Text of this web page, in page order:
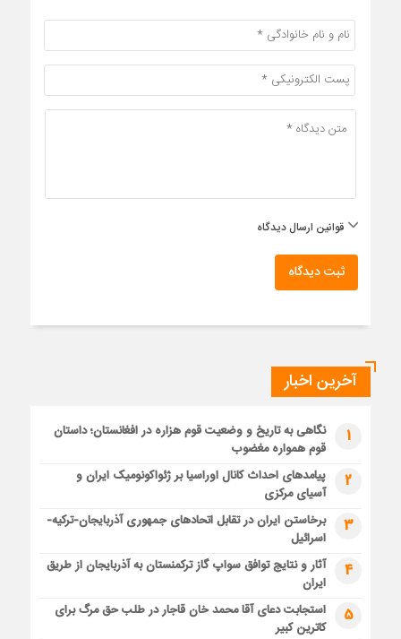
قوانین ارسال دیدگاه
ثبت دیدگاه
آخرین اخبار
1
نگاهی به تاریخ و وضعیت قوم هزاره در افغانستان؛ داستان
قوم همواره مغضوب
2
پیامدهای احداث کانال اوراسیا بر ژئواکونومیک ایران و
آسیای مرکزی
3
برخاستن ایران در تقابل اتحادهای جمهوری آذربایجان-ترکیه-
اسرائیل
4
آثار و نتایج توافق سواپ گاز ترکمنستان به آذربایجان از طریق
ایران
5
استجابت دعای آقا محمد خان قاجار در طلب حق مرگ برای
کاترین کبیر